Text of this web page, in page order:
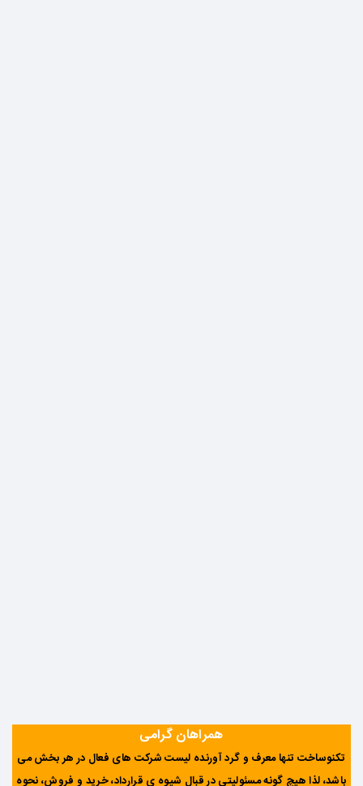
همراهان گرامی
تکنوساخت تنها معرف و گرد آورنده لیست شرکت های فعال در هر بخش می
باشد، لذا هیچ گونه مسئولیتی در قبال شیوه ی قرارداد، خرید و فروش، نحوه